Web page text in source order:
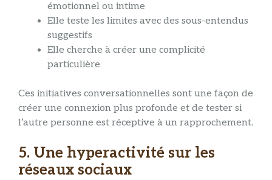
émotionnel ou intime
Elle teste les limites avec des sous-entendus
suggestifs
Elle cherche à créer une complicité
particulière
Ces initiatives conversationnelles sont une façon de
créer une connexion plus profonde et de tester si
l’autre personne est réceptive à un rapprochement.
5. Une hyperactivité sur les
réseaux sociaux